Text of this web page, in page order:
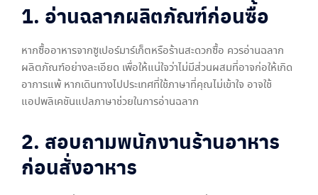
1. อ่านฉลากผลิตภัณฑ์ก่อนซื้อ
หากซื้ออาหารจากซูเปอร์มาร์เก็ตหรือร้านสะดวกซื้อ ควรอ่านฉลาก
ผลิตภัณฑ์อย่างละเอียด เพื่อให้แน่ใจว่าไม่มีส่วนผสมที่อาจก่อให้เกิด
อาการแพ้ หากเดินทางไปประเทศที่ใช้ภาษาที่คุณไม่เข้าใจ อาจใช้
แอปพลิเคชันแปลภาษาช่วยในการอ่านฉลาก
2. สอบถามพนักงานร้านอาหาร
ก่อนสั่งอาหาร